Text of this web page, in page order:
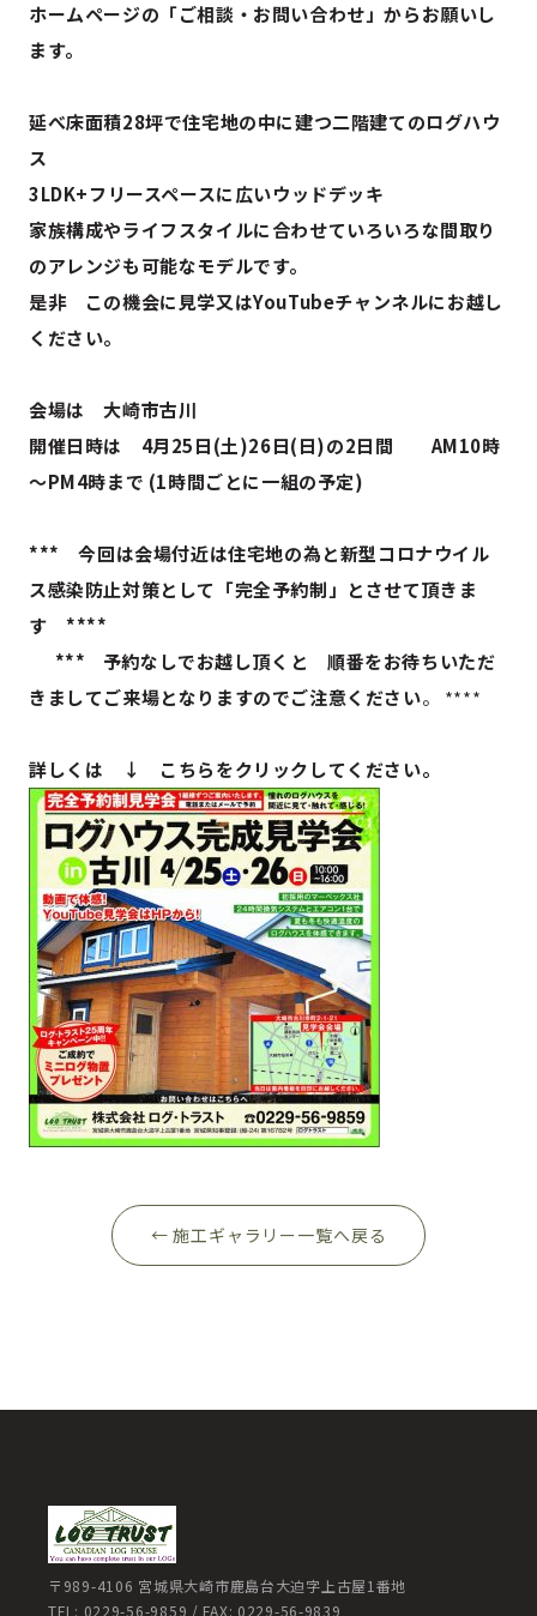
ホームページの「ご相談・お問い合わせ」からお願いし
ます。
延べ床面積28坪で住宅地の中に建つ二階建てのログハウ
ス
3LDK+フリースペースに広いウッドデッキ
家族構成やライフスタイルに合わせていろいろな間取り
のアレンジも可能なモデルです。
是非 この機会に見学又はYouTubeチャンネルにお越し
ください。
会場は 大崎市古川
開催日時は 4月25日(土)26日(日)の2日間 AM10時
～PM4時まで (1時間ごとに一組の予定)
*** 今回は会場付近は住宅地の為と新型コロナウイル
ス感染防止対策として「完全予約制」とさせて頂きま
す ****
*** 予約なしでお越し頂くと 順番をお待ちいただ
きましてご来場となりますのでご注意ください。 ****
詳しくは ↓ こちらをクリックしてください。
← 施工ギャラリー一覧へ戻る
〒989-4106 宮城県大崎市鹿島台大迫字上古屋1番地
TEL: 0229-56-9859 / FAX: 0229-56-9839